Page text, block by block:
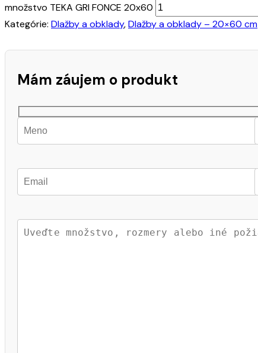
množstvo TEKA GRI FONCE 20x60
Kategórie: Dlažby a obklady,Dlažby a obklady – 20×60 cm
Mám záujem o produkt